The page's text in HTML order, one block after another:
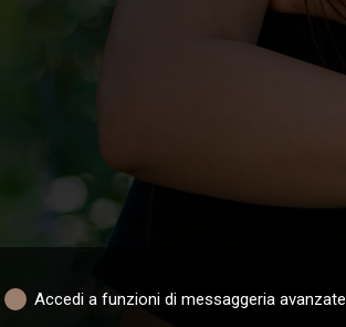
Accedi a funzioni di messaggeria avanzate